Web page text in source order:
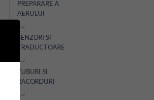
PREPARARE A
AERULUI
SENZORI SI
TRADUCTOARE
TUBURI SI
RACORDURI